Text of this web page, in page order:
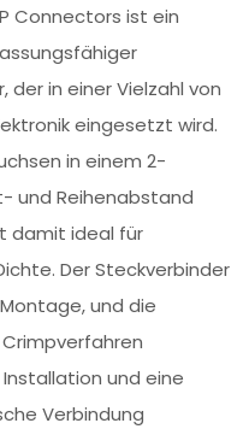
Connectors ist ein
in einer Vielzahl von
eingesetzt wird.
in einem 2-
und Reihenabstand
damit ideal für
Der Steckverbinder
und die
und eine
Verbindung